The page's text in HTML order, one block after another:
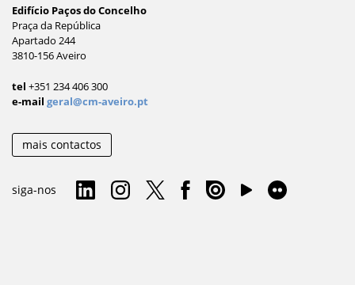
Edifício Paços do Concelho
Praça da República
Apartado 244
3810-156 Aveiro
tel +351 234 406 300
e-mail geral@cm-aveiro.pt
mais contactos
siga-nos